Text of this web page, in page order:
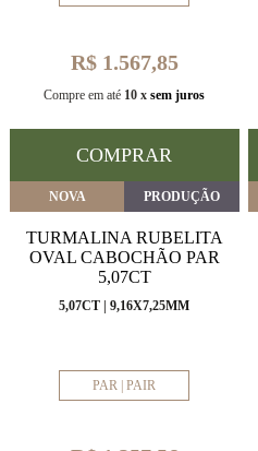
R$ 1.567,85
Compre em até 10 x sem juros
COMPRAR
NOVA PRODUÇÃO
TURMALINA RUBELITA
OVAL CABOCHÃO PAR
5,07CT
5,07CT | 9,16X7,25MM
PAR | PAIR